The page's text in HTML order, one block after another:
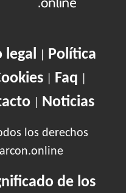
legal
Política
Faq
| Noticias
los derechos
de los